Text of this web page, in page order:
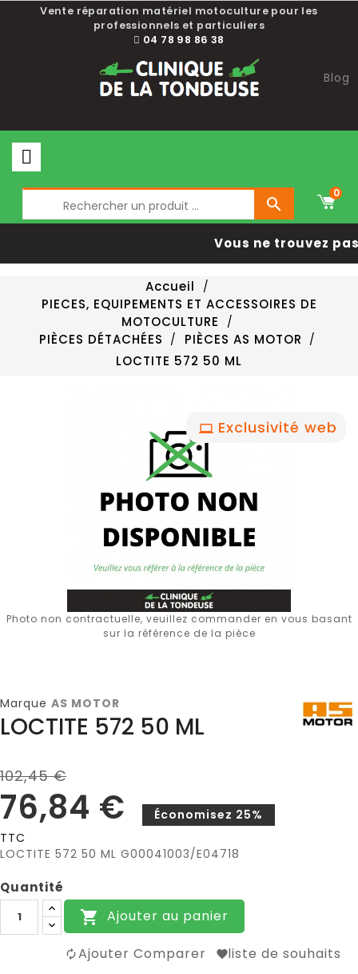
Vente réparation matériel motoculture pour les
professionnels et particuliers
04 78 98 86 38
Blog

0
Vous ne trouvez
Accueil
PIECES, EQUIPEMENTS ET ACCESSOIRES DE
MOTOCULTURE
PIÈCES DÉTACHÉES
PIÈCES AS MOTOR
LOCTITE 572 50 ML
Exclusivité web
Photo non contractuelle, veuillez commander en vous basant
sur la référence de la pièce
Marque AS MOTOR
LOCTITE 572 50 ML
102,45 €
76,84 €
Économisez 25%
TTC
LOCTITE 572 50 ML G00041003/E04718
Quantité
 Ajouter au panier
Ajouter Comparer liste de souhaits